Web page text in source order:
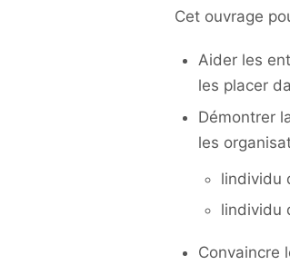
Cet ouvrage
Aider les
les placer
Démontrer
les
lindividu
lindividu
Convaincre